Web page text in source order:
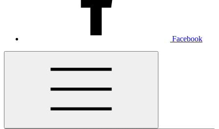
Facebook